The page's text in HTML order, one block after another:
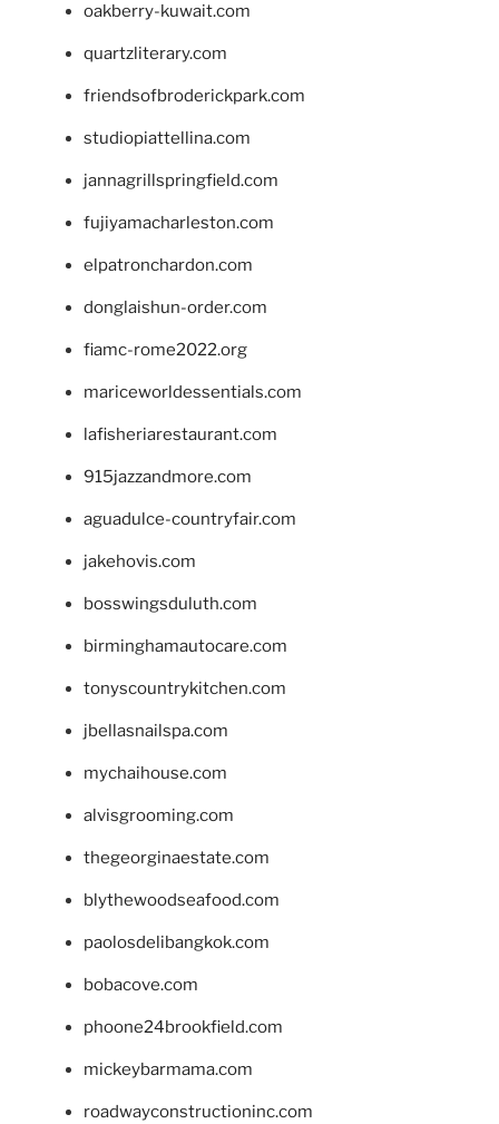
oakberry-kuwait.com
quartzliterary.com
friendsofbroderickpark.com
studiopiattellina.com
jannagrillspringfield.com
fujiyamacharleston.com
elpatronchardon.com
donglaishun-order.com
fiamc-rome2022.org
mariceworldessentials.com
lafisheriarestaurant.com
915jazzandmore.com
aguadulce-countryfair.com
jakehovis.com
bosswingsduluth.com
birminghamautocare.com
tonyscountrykitchen.com
jbellasnailspa.com
mychaihouse.com
alvisgrooming.com
thegeorginaestate.com
blythewoodseafood.com
paolosdelibangkok.com
bobacove.com
phoone24brookfield.com
mickeybarmama.com
roadwayconstructioninc.com